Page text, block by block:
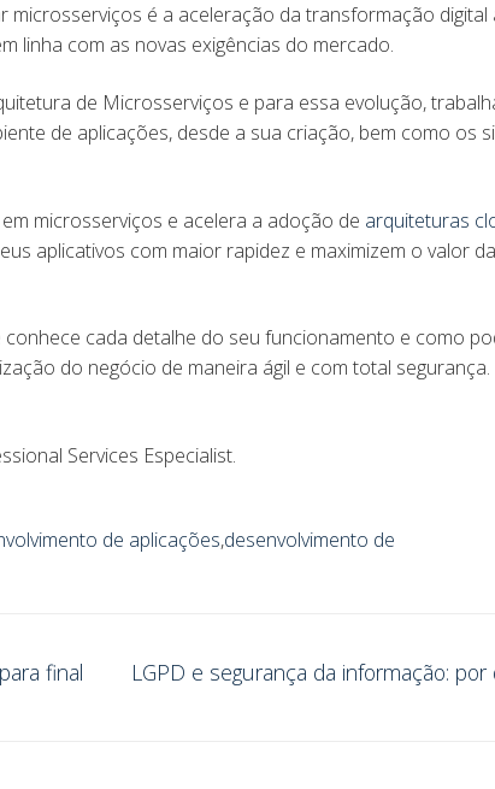
é a aceleração da transformação digital
linha com as novas exigências do mercado.
de Microsserviços e para essa evolução,
de aplicações, desde a sua criação, bem como os
microsserviços e acelera a adoção de arquiteturas
aplicativos com maior rapidez e maximizem o valor
cada detalhe do seu funcionamento e como
do negócio de maneira ágil e com total segurança.
Services Especialist.
de aplicações,desenvolvimento de
final
LGPD e segurança da informação: